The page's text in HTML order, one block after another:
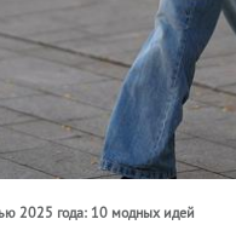
2025 года: 10 модных идей